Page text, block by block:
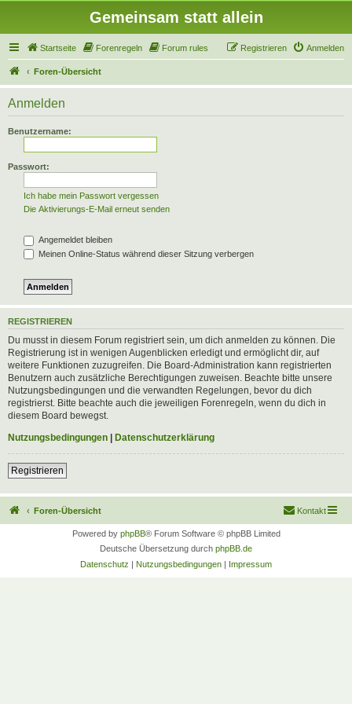
Gemeinsam statt allein
Startseite Forenregeln Forum rules Anmelden
Registrieren
Foren-Übersicht
Anmelden
Benutzername:
Passwort:
Ich habe mein Passwort vergessen
Die Aktivierungs-E-Mail erneut senden
Angemeldet bleiben
Meinen Online-Status während dieser Sitzung verbergen
REGISTRIEREN
Du musst in diesem Forum registriert sein, um dich anmelden zu können. Die
Registrierung ist in wenigen Augenblicken erledigt und ermöglicht dir, auf
weitere Funktionen zuzugreifen. Die Board-Administration kann registrierten
Benutzern auch zusätzliche Berechtigungen zuweisen. Beachte bitte unsere
Nutzungsbedingungen und die verwandten Regelungen, bevor du dich
registrierst. Bitte beachte auch die jeweiligen Forenregeln, wenn du dich in
diesem Board bewegst.
Nutzungsbedingungen | Datenschutzerklärung
Registrieren
Foren-Übersicht Kontakt
Powered by phpBB® Forum Software © phpBB Limited
Deutsche Übersetzung durch phpBB.de
Datenschutz | Nutzungsbedingungen | Impressum